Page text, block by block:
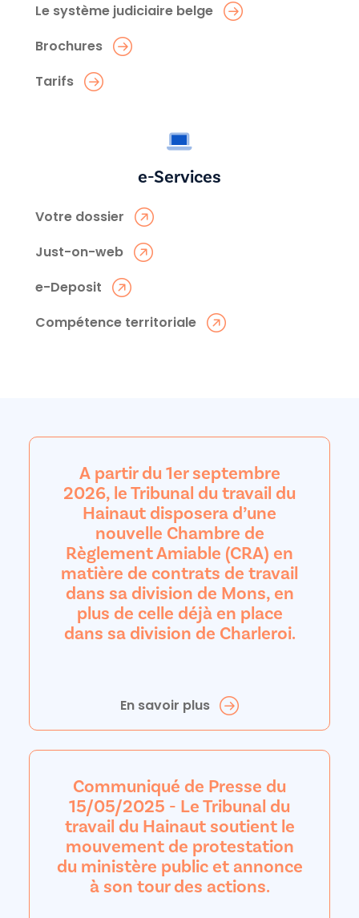
Le système judiciaire belge
Brochures
Tarifs
e-Services
Votre dossier
Just-on-web
e-Deposit
Compétence territoriale
A partir du 1er septembre
2026, le Tribunal du travail du
Hainaut disposera d’une
nouvelle Chambre de
Règlement Amiable (CRA) en
matière de contrats de travail
dans sa division de Mons, en
plus de celle déjà en place
dans sa division de Charleroi.
En savoir plus
Communiqué de Presse du
15/05/2025 - Le Tribunal du
travail du Hainaut soutient le
mouvement de protestation
du ministère public et annonce
à son tour des actions.